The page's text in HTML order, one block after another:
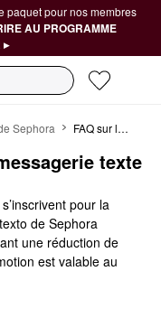
paquet pour nos membres
AU PROGRAMME
▸
Sephora FAQ sur la promotion par messagerie texte de Sephora
texte
pour la
de Sephora
une réduction de
est valable au